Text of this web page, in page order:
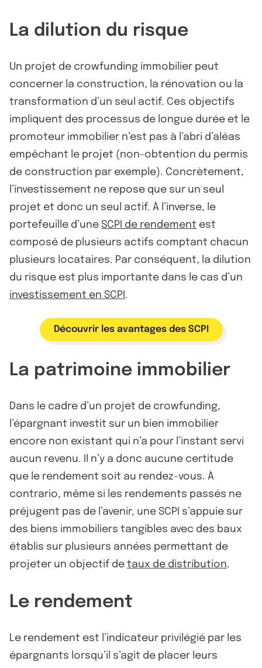
La dilution du risque
Un projet de crowfunding immobilier peut
concerner la construction, la rénovation ou la
transformation d’un seul actif. Ces objectifs
impliquent des processus de longue durée et le
promoteur immobilier n’est pas à l’abri d’aléas
empêchant le projet (non-obtention du permis
de construction par exemple). Concrètement,
l’investissement ne repose que sur un seul
projet et donc un seul actif. À l’inverse, le
portefeuille d’une SCPI de rendement est
composé de plusieurs actifs comptant chacun
plusieurs locataires. Par conséquent, la dilution
du risque est plus importante dans le cas d’un
investissement en SCPI .
Découvrir les avantages des SCPI
La patrimoine immobilier
Dans le cadre d’un projet de crowfunding,
l’épargnant investit sur un bien immobilier
encore non existant qui n’a pour l’instant servi
aucun revenu. Il n’y a donc aucune certitude
que le rendement soit au rendez-vous. À
contrario, même si les rendements passés ne
préjugent pas de l’avenir, une SCPI s’appuie sur
des biens immobiliers tangibles avec des baux
établis sur plusieurs années permettant de
projeter un objectif de taux de distribution.
Le rendement
Le rendement est l’indicateur privilégié par les
épargnants lorsqu’il s’agit de placer leurs